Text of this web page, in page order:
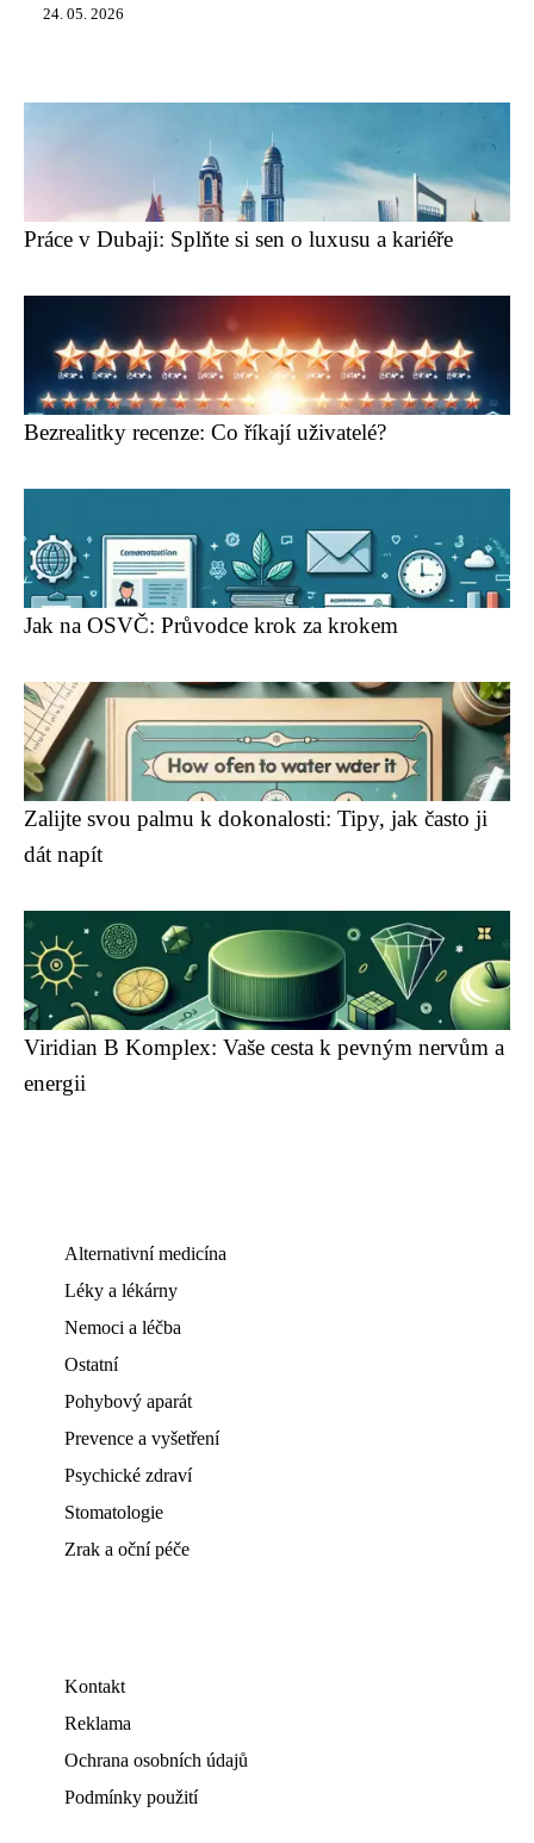
24. 05. 2026
Práce v Dubaji: Splňte si sen o luxusu a kariéře
Bezrealitky recenze: Co říkají uživatelé?
Jak na OSVČ: Průvodce krok za krokem
Zalijte svou palmu k dokonalosti: Tipy, jak často ji
dát napít
Viridian B Komplex: Vaše cesta k pevným nervům a
energii
Alternativní medicína
Léky a lékárny
Nemoci a léčba
Ostatní
Pohybový aparát
Prevence a vyšetření
Psychické zdraví
Stomatologie
Zrak a oční péče
Kontakt
Reklama
Ochrana osobních údajů
Podmínky použití